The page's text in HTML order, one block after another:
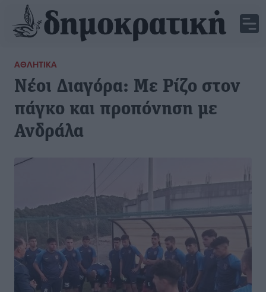
ΑΘΛΗΤΙΚΆ
Νέοι Διαγόρα: Με Ρίζο στον
πάγκο και προπόνηση με
Ανδράλα